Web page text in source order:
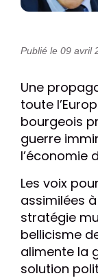
Publié le 09 avril
Une
toute
bourgeois
guerre
l’économie
Les voix
assimilées
stratégie
bellicisme
alimente la
solution